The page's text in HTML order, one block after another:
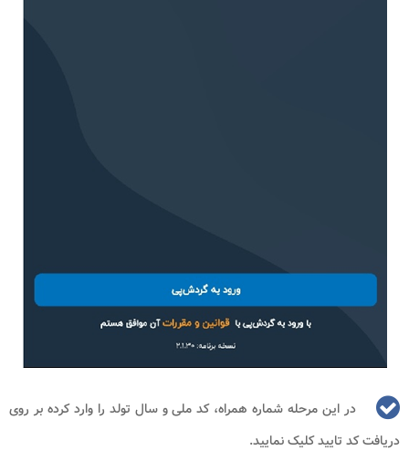
در این مرحله شماره همراه، کد ملی و سال تولد را وارد کرده بر روی
دریافت کد تایید کلیک نمایید.